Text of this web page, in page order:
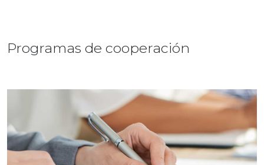
Programas de cooperación